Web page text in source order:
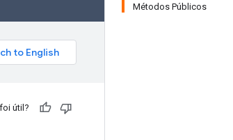
Métodos Públicos
útil?